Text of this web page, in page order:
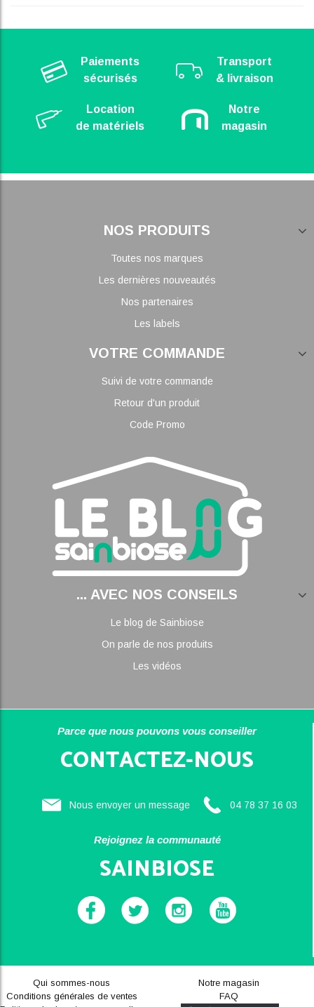
Paiements
sécurisés
Transport
& livraison
Location
de matériels
Notre
magasin
NOS PRODUITS
Toutes nos marques
Les dernières nouveautés
Nos partenaires
Les labels
VOTRE COMMANDE
Suivi de votre commande
Retour d'un produit
Code Promo
... AVEC NOS CONSEILS
Le blog de Sainbiose
On parle de nos produits
Les vidéos
Parce que nous pouvons vous conseiller
CONTACTEZ-NOUS
Nous envoyer un message 04 78 37 16 03
Rejoignez la communauté
SAINBIOSE
Qui sommes-nous
Notre magasin
Conditions générales de ventes
FAQ